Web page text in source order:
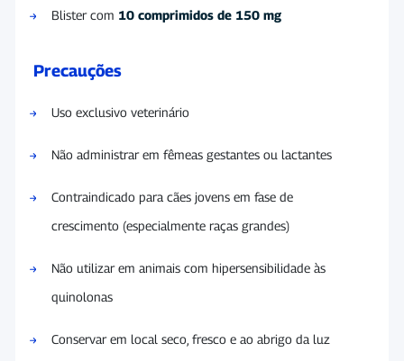
Blister com 10 comprimidos de 150 mg
Precauções
Uso exclusivo veterinário
Não administrar em fêmeas gestantes ou lactantes
Contraindicado para cães jovens em fase de
crescimento (especialmente raças grandes)
Não utilizar em animais com hipersensibilidade às
quinolonas
Conservar em local seco, fresco e ao abrigo da luz